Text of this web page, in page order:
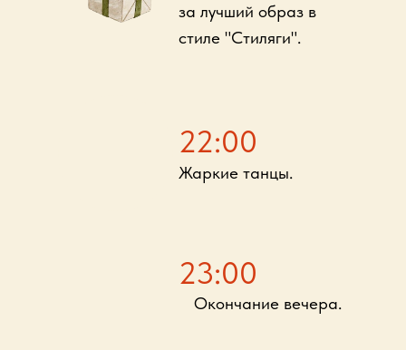
22:00
за лучший образ в
стиле "Стиляги".
Жаркие танцы.
23:00
Окончание вечера.